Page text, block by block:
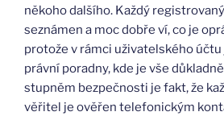
někoho dalšího. Každý
seznámen a moc dobře ví, co je
protože v rámci uživatelského
právní poradny, kde je vše
stupněm bezpečnosti je fakt, že
věřitel je ověřen telefonickým